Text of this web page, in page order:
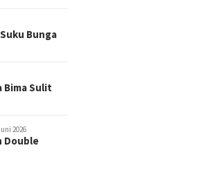
Bunga
Bima Sulit
2026
Double